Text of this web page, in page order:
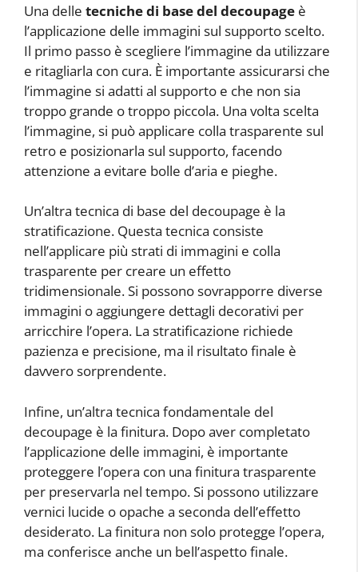
Una delle tecniche di base del decoupage è
l’applicazione delle immagini sul supporto scelto.
Il primo passo è scegliere l’immagine da utilizzare
e ritagliarla con cura. È importante assicurarsi che
l’immagine si adatti al supporto e che non sia
troppo grande o troppo piccola. Una volta scelta
l’immagine, si può applicare colla trasparente sul
retro e posizionarla sul supporto, facendo
attenzione a evitare bolle d’aria e pieghe.
Un’altra tecnica di base del decoupage è la
stratificazione. Questa tecnica consiste
nell’applicare più strati di immagini e colla
trasparente per creare un effetto
tridimensionale. Si possono sovrapporre diverse
immagini o aggiungere dettagli decorativi per
arricchire l’opera. La stratificazione richiede
pazienza e precisione, ma il risultato finale è
davvero sorprendente.
Infine, un’altra tecnica fondamentale del
decoupage è la finitura. Dopo aver completato
l’applicazione delle immagini, è importante
proteggere l’opera con una finitura trasparente
per preservarla nel tempo. Si possono utilizzare
vernici lucide o opache a seconda dell’effetto
desiderato. La finitura non solo protegge l’opera,
ma conferisce anche un bell’aspetto finale.